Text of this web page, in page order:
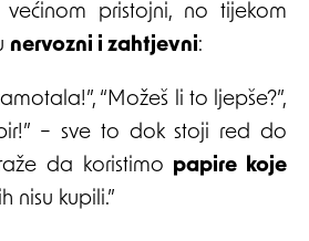
pristojni, no tijekom
nervozni i zahtjevni:
“Možeš li to ljepše?”,
– sve to dok stoji red do
da koristimo papire koje
nisu kupili.”